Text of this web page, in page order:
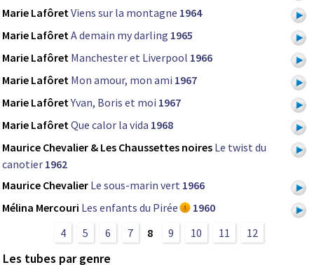
Marie LafôretViens sur la montagne 1964
Marie LafôretA demain my darling 1965
Marie Lafôret Manchester et Liverpool 1966
Marie Lafôret Mon amour, mon ami 1967
Marie LafôretYvan, Boris et moi 1967
Marie LafôretQue calor la vida 1968
Maurice Chevalier & Les Chaussettes noires Le twist du
canotier 1962
Maurice Chevalier Le sous-marin vert 1966
Mélina Mercouri Les enfants du Pirée
1960
4
5 6 7 8 9 10 11 12
Les tubes par genre